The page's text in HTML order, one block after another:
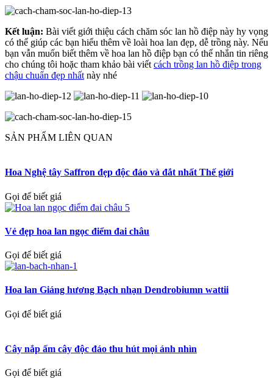
Kết luận: Bài viết giới thiệu cách chăm sóc lan hồ điệp này hy vọng
có thể giúp các bạn hiểu thêm về loài hoa lan đẹp, dễ trồng này. Nếu
bạn vẫn muốn biết thêm về hoa lan hồ điệp bạn có thể nhắn tin riêng
cho chúng tôi hoặc tham khảo bài viết cách trồng lan hồ điệp trong
chậu chuẩn đẹp nhất này nhé
SẢN PHẨM LIÊN QUAN
Hoa Nghệ tây Saffron đẹp độc đáo và đắt nhất Thế giới
Gọi để biết giá
Vẻ đẹp hoa lan ngọc điểm đai châu
Gọi để biết giá
Hoa lan Giáng hương Bạch nhạn Dendrobiumn wattii
Gọi để biết giá
Cây nắp ấm cây độc đáo thu hút mọi ánh nhìn
Gọi để biết giá